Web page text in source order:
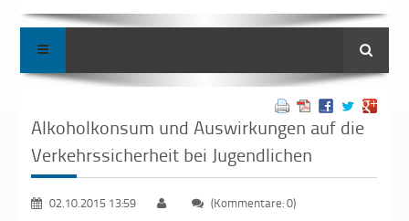
Suche
Alkoholkonsum und Auswirkungen auf die
Verkehrssicherheit bei Jugendlichen
02.10.2015 13:59 (Kommentare: 0)